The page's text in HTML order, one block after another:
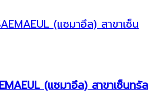
(แซมาอึล) สาขาเซ็นทรัล